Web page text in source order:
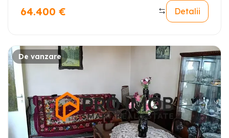
64.400 € Detalii
De vanzare